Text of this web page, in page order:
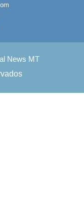
News MT